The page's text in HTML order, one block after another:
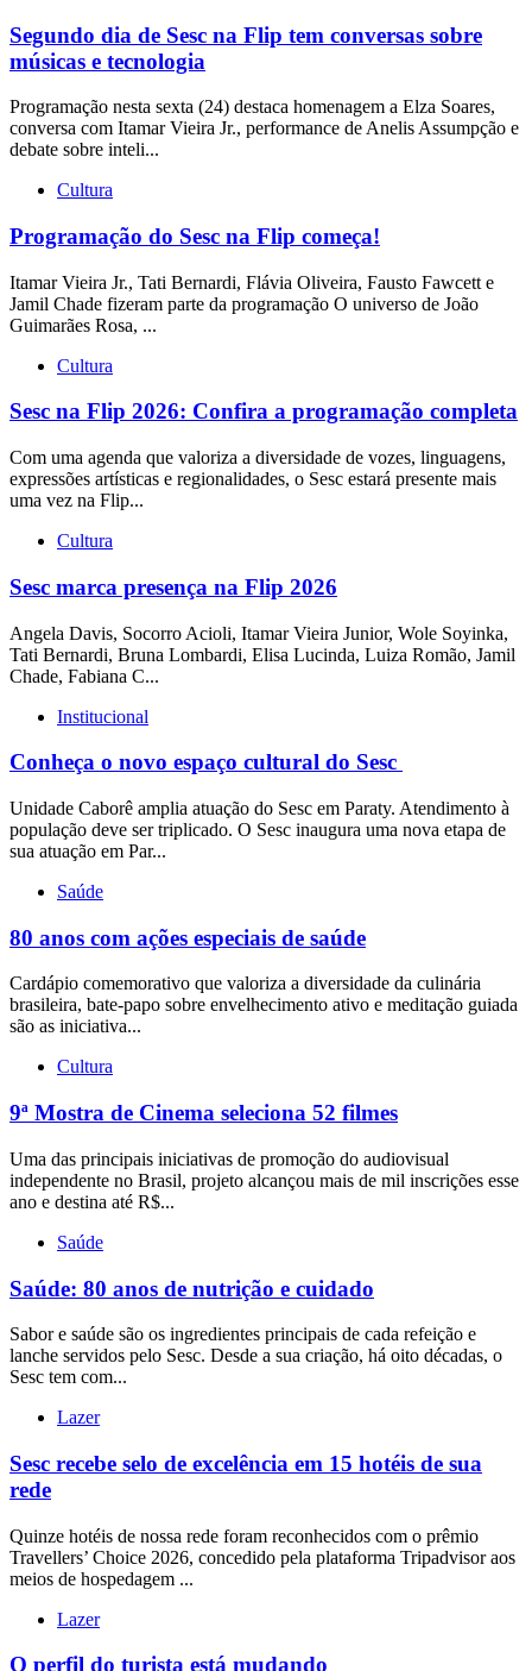
Segundo dia de Sesc na Flip tem conversas sobre
músicas e tecnologia
Programação nesta sexta (24) destaca homenagem a Elza Soares,
conversa com Itamar Vieira Jr., performance de Anelis Assumpção e
debate sobre inteli...
Cultura
Programação do Sesc na Flip começa!
Itamar Vieira Jr., Tati Bernardi, Flávia Oliveira, Fausto Fawcett e
Jamil Chade fizeram parte da programação O universo de João
Guimarães Rosa, ...
Cultura
Sesc na Flip 2026: Confira a programação completa
Com uma agenda que valoriza a diversidade de vozes, linguagens,
expressões artísticas e regionalidades, o Sesc estará presente mais
uma vez na Flip...
Cultura
Sesc marca presença na Flip 2026
Angela Davis, Socorro Acioli, Itamar Vieira Junior, Wole Soyinka,
Tati Bernardi, Bruna Lombardi, Elisa Lucinda, Luiza Romão, Jamil
Chade, Fabiana C...
Institucional
Conheça o novo espaço cultural do Sesc
Unidade Caborê amplia atuação do Sesc em Paraty. Atendimento à
população deve ser triplicado. O Sesc inaugura uma nova etapa de
sua atuação em Par...
Saúde
80 anos com ações especiais de saúde
Cardápio comemorativo que valoriza a diversidade da culinária
brasileira, bate-papo sobre envelhecimento ativo e meditação guiada
são as iniciativa...
Cultura
9ª Mostra de Cinema seleciona 52 filmes
Uma das principais iniciativas de promoção do audiovisual
independente no Brasil, projeto alcançou mais de mil inscrições esse
ano e destina até R$...
Saúde
Saúde: 80 anos de nutrição e cuidado
Sabor e saúde são os ingredientes principais de cada refeição e
lanche servidos pelo Sesc. Desde a sua criação, há oito décadas, o
Sesc tem com...
Lazer
Sesc recebe selo de excelência em 15 hotéis de sua
rede
Quinze hotéis de nossa rede foram reconhecidos com o prêmio
Travellers’ Choice 2026, concedido pela plataforma Tripadvisor aos
meios de hospedagem ...
Lazer
O perfil do turista está mudando